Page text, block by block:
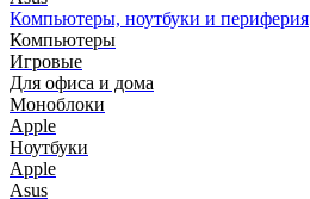
Компьютеры, ноутбуки и периферия
Компьютеры
Игровые
Для офиса и дома
Моноблоки
Apple
Ноутбуки
Apple
Asus